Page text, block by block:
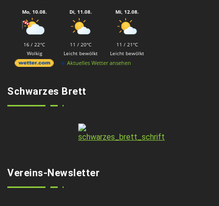
Mo, 10.08.
16 / 22°C
Wolkig
Di, 11.08.
11 / 20°C
Leicht bewölkt
Mi, 12.08.
11 / 21°C
Leicht bewölkt
Aktuelles Wetter ansehen
Schwarzes Brett
Vereins-Newsletter